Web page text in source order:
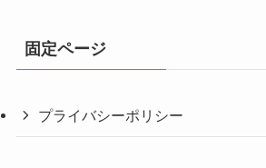
イ
ブ
固定ページ
プライバシーポリシー